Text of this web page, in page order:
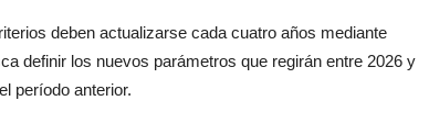
deben actualizarse cada cuatro años mediante
definir los nuevos parámetros que regirán entre 2026 y
período anterior.